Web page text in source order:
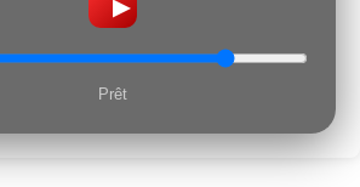
▶
Prêt